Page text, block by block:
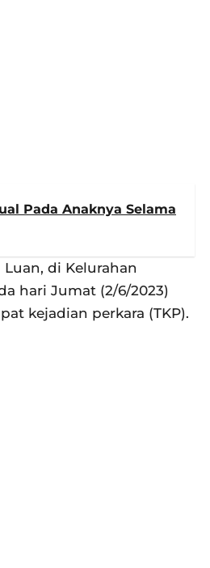
Pada Anaknya Selama
di Kelurahan
hari Jumat (2/6/2023)
kejadian perkara (TKP).